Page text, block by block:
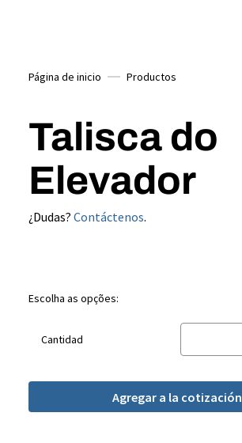
Agregar a la cotización
Cantidad
Escolha as opções:
Página de inicio Productos
Talisca do
Elevador
¿Dudas? Contáctenos.